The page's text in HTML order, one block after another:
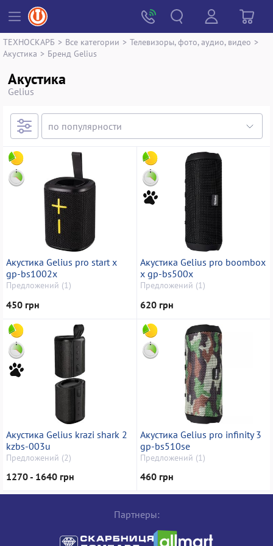
ТЕХНОСКАРБ > Все категории > Телевизоры, фото, аудио, видео >
Акустика > Бренд Gelius
Акустика
Gelius
Акустика Gelius pro start x
gp-bs1002x
Предложений (1)
450 грн
Акустика Gelius pro boombox
x gp-bs500x
Предложений (1)
620 грн
Акустика Gelius krazi shark 2
kzbs-003u
Предложений (2)
1270 - 1640 грн
Акустика Gelius pro infinity 3
gp-bs510se
Предложений (1)
460 грн
Партнеры: